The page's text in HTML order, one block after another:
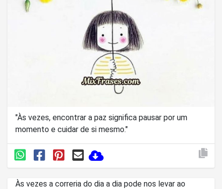
"Às vezes, encontrar a paz significa pausar por um
momento e cuidar de si mesmo."
Às vezes a correria do dia a dia pode nos levar ao